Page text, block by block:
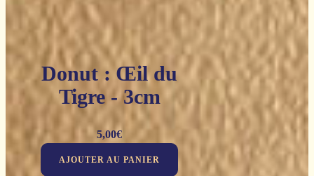
Donut : Œil du
Tigre - 3cm
5,00€
AJOUTER AU PANIER